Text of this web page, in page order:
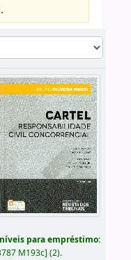
para empréstimo:
M193c] (2).